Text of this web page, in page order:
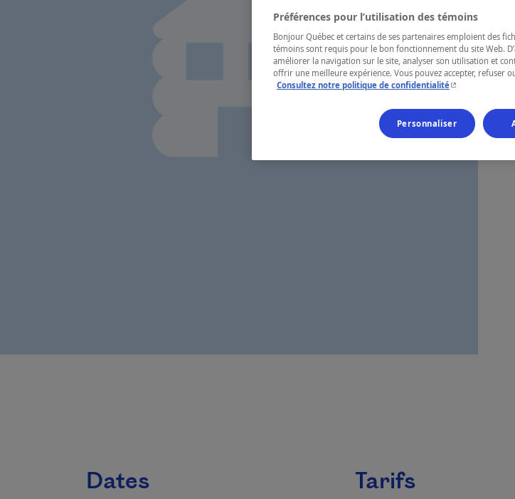
Dates Tarifs
Préférences pour l’utilisation des témoins
Bonjour Québec et certains de ses partenaires emploient des
témoins sont requis pour le bon fonctionnement du site Web.
améliorer la navigation sur le site, analyser son utilisation et
offrir une meilleure expérience. Vous pouvez accepter, refuser
Consultez notre politique de confidentialité- Cet hyperlien
Personnaliser